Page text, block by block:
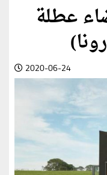
عطلة
2020-06-24